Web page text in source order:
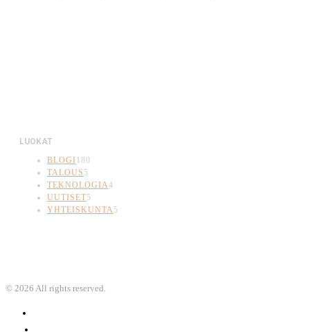
LUOKAT
BLOGI180
TALOUS 5
TEKNOLOGIA4
UUTISET5
YHTEISKUNTA 5
© 2026 All rights reserved.